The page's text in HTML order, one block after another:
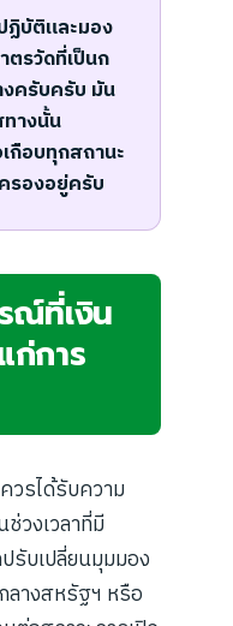
บัติและมอง
ตรวัดที่เป็นก
งครับครับ มัน
างนั้น
กือบทุกสถานะ
รองอยู่ครับ
ณ์ที่เงิน
ก่การ
วรได้รับความ
วงเวลาที่มี
บเปลี่ยนมุมมอง
ลางสหรัฐฯ หรือ